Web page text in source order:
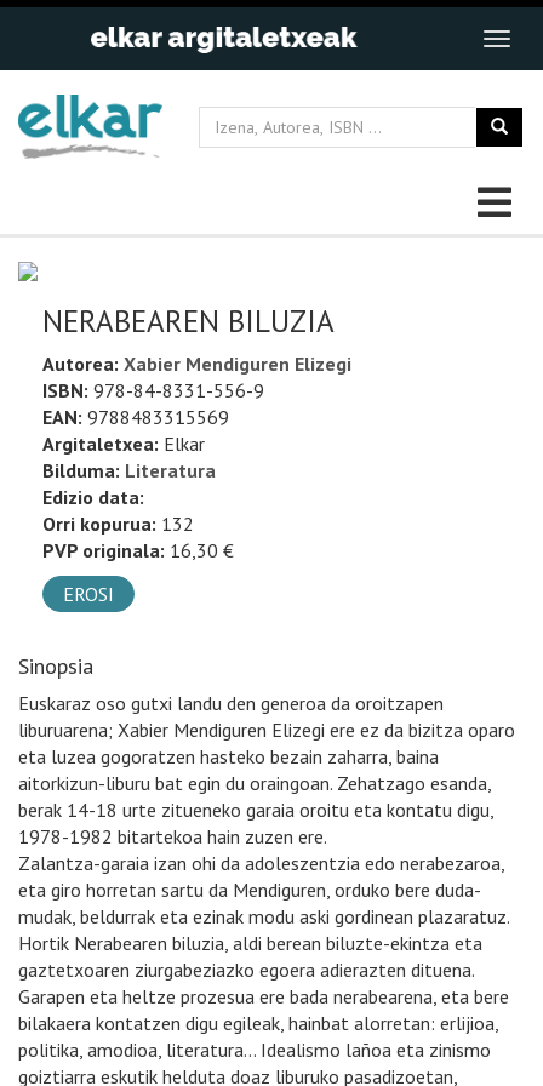
NERABEAREN BILUZIA
Autorea: Xabier Mendiguren Elizegi
ISBN: 978-84-8331-556-9
EAN: 9788483315569
Argitaletxea: Elkar
Bilduma: Literatura
Edizio data:
Orri kopurua: 132
PVP originala: 16,30 €
EROSI
Sinopsia
Euskaraz oso gutxi landu den generoa da oroitzapen
liburuarena; Xabier Mendiguren Elizegi ere ez da bizitza oparo
eta luzea gogoratzen hasteko bezain zaharra, baina
aitorkizun-liburu bat egin du oraingoan. Zehatzago esanda,
berak 14-18 urte zitueneko garaia oroitu eta kontatu digu,
1978-1982 bitartekoa hain zuzen ere.
Zalantza-garaia izan ohi da adoleszentzia edo nerabezaroa,
eta giro horretan sartu da Mendiguren, orduko bere duda-
mudak, beldurrak eta ezinak modu aski gordinean plazaratuz.
Hortik Nerabearen biluzia, aldi berean biluzte-ekintza eta
gaztetxoaren ziurgabeziazko egoera adierazten dituena.
Garapen eta heltze prozesua ere bada nerabearena, eta bere
bilakaera kontatzen digu egileak, hainbat alorretan: erlijioa,
politika, amodioa, literatura… Idealismo lañoa eta zinismo
goiztiarra eskutik helduta doaz liburuko pasadizoetan,